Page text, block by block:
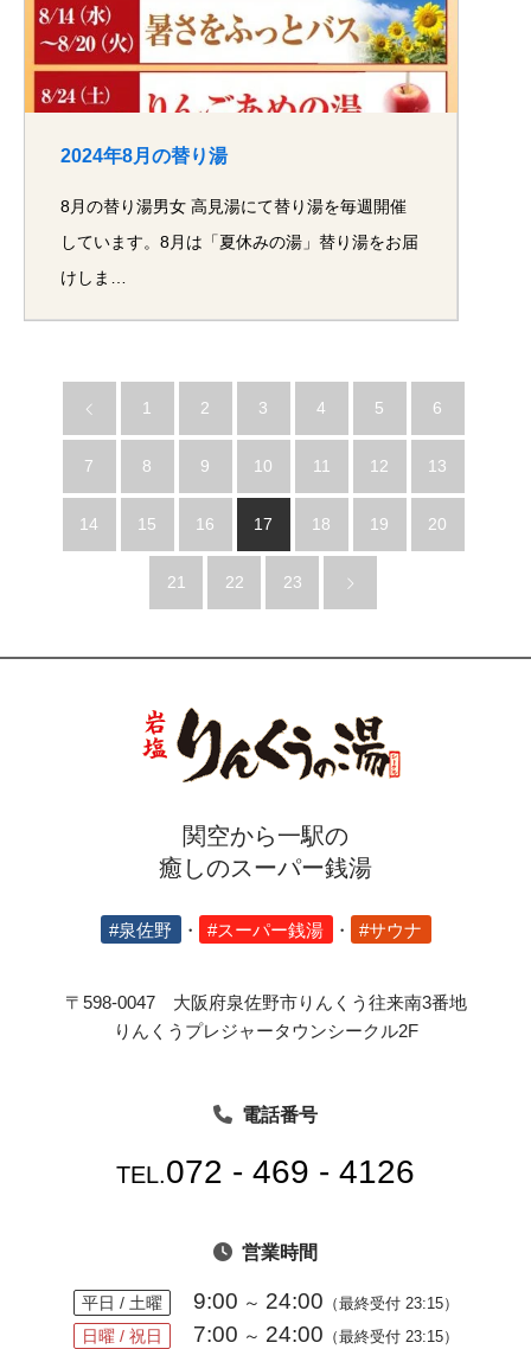
2024年8月の替り湯
8月の替り湯男女 高見湯にて替り湯を毎週開催
しています。8月は「夏休みの湯」替り湯をお届
けしま…
1 2 3 4 5 6
7 8 9 10 11 12 13
14 15 16 17 18 19 20
21 22 23
関空から一駅の
癒しのスーパー銭湯
#泉佐野 ・ #スーパー銭湯 ・ #サウナ
〒598-0047 大阪府泉佐野市りんくう往来南3番地
りんくうプレジャータウンシークル2F
電話番号
TEL.072 - 469 - 4126
営業時間
平日 / 土曜 9:00 ～ 24:00 （最終受付 23:15）
日曜 / 祝日 7:00 ～ 24:00 （最終受付 23:15）